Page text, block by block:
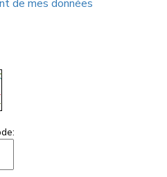
de mes données